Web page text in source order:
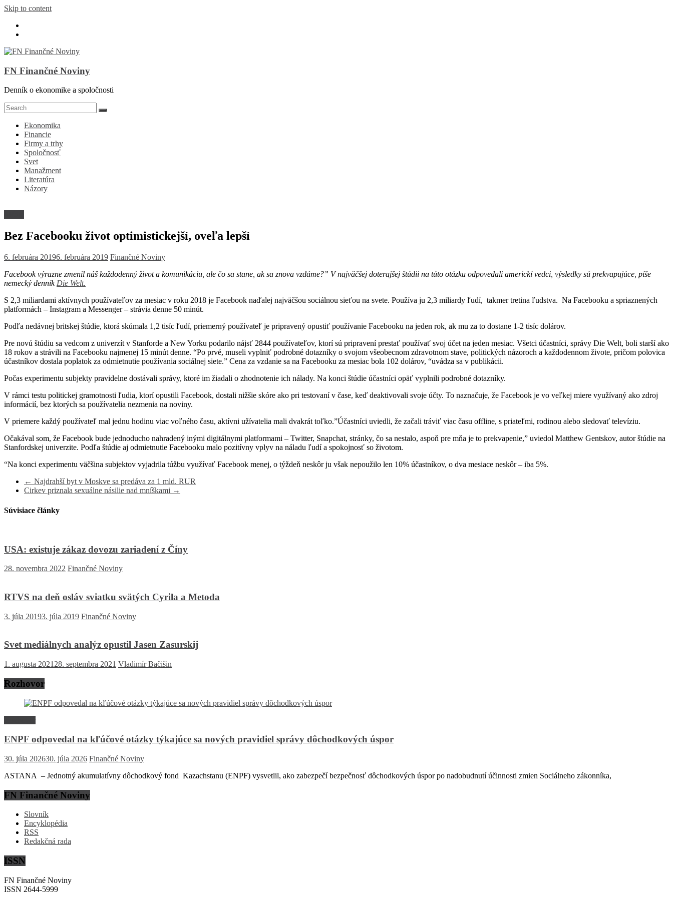
Skip to content
FN Finančné Noviny
Denník o ekonomike a spoločnosti
Ekonomika
Financie
Firmy a trhy
Spoločnosť
Svet
Manažment
Literatúra
Názory
Bez Facebooku život optimistickejší, oveľa lepší
6. februára 20196. februára 2019 Finančné Noviny
Facebook výrazne zmenil náš každodenný život a komunikáciu, ale čo sa stane, ak sa znova vzdáme?” V najväčšej doterajšej štúdii na túto otázku odpovedali americkí vedci, výsledky sú prekvapujúce, píše
nemecký denník Die Welt.
S 2,3 miliardami aktívnych používateľov za mesiac v roku 2018 je Facebook naďalej najväčšou sociálnou sieťou na svete. Používa ju 2,3 miliardy ľudí, takmer tretina ľudstva. Na Facebooku a spriaznených
platformách – Instagram a Messenger – strávia denne 50 minút.
Podľa nedávnej britskej štúdie, ktorá skúmala 1,2 tisíc ľudí, priemerný používateľ je pripravený opustiť používanie Facebooku na jeden rok, ak mu za to dostane 1-2 tisíc dolárov.
Pre novú štúdiu sa vedcom z univerzít v Stanforde a New Yorku podarilo nájsť 2844 používateľov, ktorí sú pripravení prestať používať svoj účet na jeden mesiac. Všetci účastníci, správy Die Welt, boli starší ako
18 rokov a strávili na Facebooku najmenej 15 minút denne. “Po prvé, museli vyplniť podrobné dotazníky o svojom všeobecnom zdravotnom stave, politických názoroch a každodennom živote, pričom polovica
účastníkov dostala poplatok za odmietnutie používania sociálnej siete.” Cena za vzdanie sa na Facebooku za mesiac bola 102 dolárov, “uvádza sa v publikácii.
Počas experimentu subjekty pravidelne dostávali správy, ktoré im žiadali o zhodnotenie ich nálady. Na konci štúdie účastníci opäť vyplnili podrobné dotazníky.
V rámci testu politickej gramotnosti ľudia, ktorí opustili Facebook, dostali nižšie skóre ako pri testovaní v čase, keď deaktivovali svoje účty. To naznačuje, že Facebook je vo veľkej miere využívaný ako zdroj
informácií, bez ktorých sa používatelia nezmenia na noviny.
V priemere každý používateľ mal jednu hodinu viac voľného času, aktívni užívatelia mali dvakrát toľko.”Účastníci uviedli, že začali tráviť viac času offline, s priateľmi, rodinou alebo sledovať televíziu.
Očakával som, že Facebook bude jednoducho nahradený inými digitálnymi platformami – Twitter, Snapchat, stránky, čo sa nestalo, aspoň pre mňa je to prekvapenie,” uviedol Matthew Gentskov, autor štúdie na
Stanfordskej univerzite. Podľa štúdie aj odmietnutie Facebooku malo pozitívny vplyv na náladu ľudí a spokojnosť so životom.
“Na konci experimentu väčšina subjektov vyjadrila túžbu využívať Facebook menej, o týždeň neskôr ju však nepoužilo len 10% účastníkov, o dva mesiace neskôr – iba 5%.
← Najdrahší byt v Moskve sa predáva za 1 mld. RUR
Cirkev priznala sexuálne násilie nad mníškami →
Súvisiace články
USA: existuje zákaz dovozu zariadení z Číny
28. novembra 2022 Finančné Noviny
RTVS na deň osláv sviatku svätých Cyrila a Metoda
3. júla 20193. júla 2019 Finančné Noviny
Svet mediálnych analýz opustil Jasen Zasurskij
1. augusta 2021 28. septembra 2021 Vladimír Bačišin
Rozhovor
ENPF odpovedal na kľúčové otázky týkajúce sa nových pravidiel správy dôchodkových úspor
30. júla 202630. júla 2026 Finančné Noviny
ASTANA – Jednotný akumulatívny dôchodkový fond Kazachstanu (ENPF) vysvetlil, ako zabezpečí bezpečnosť dôchodkových úspor po nadobudnutí účinnosti zmien Sociálneho zákonníka,
FN Finančné Noviny
Slovník
Encyklopédia
RSS
Redakčná rada
ISSN
FN Finančné Noviny
ISSN 2644-5999